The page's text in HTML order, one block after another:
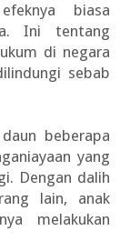
biasa
Ini tentang
di negara
sebab
beberapa
yang
Dengan dalih
lain, anak
melakukan